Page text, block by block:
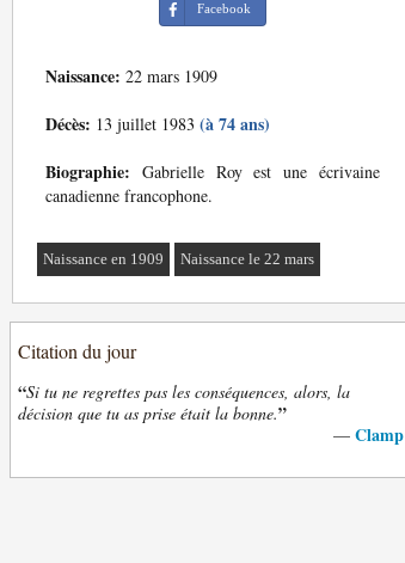
Facebook
Naissance: 22 mars 1909
Décès: 13 juillet 1983 (à 74 ans)
Biographie: Gabrielle Roy est une écrivaine
canadienne francophone.
Naissance en 1909 Naissance le 22 mars
Citation du jour
“Si tu ne regrettes pas les conséquences, alors, la
décision que tu as prise était la bonne.”
— Clamp